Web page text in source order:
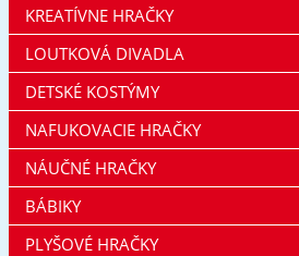
KREATÍVNE HRAČKY
LOUTKOVÁ DIVADLA
DETSKÉ KOSTÝMY
NAFUKOVACIE HRAČKY
NÁUČNÉ HRAČKY
BÁBIKY
PLYŠOVÉ HRAČKY